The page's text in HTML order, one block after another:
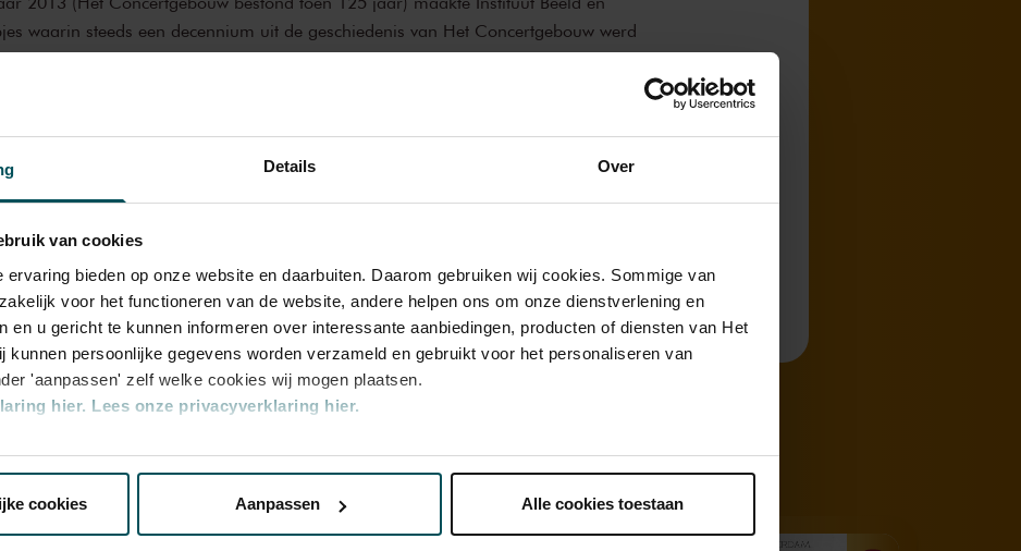
Details Over
van cookies
ervaring bieden op onze website en daarbuiten. Daarom gebruiken wij cookies. Sommige van
voor het functioneren van de website, andere helpen ons om onze dienstverlening en
en u gericht te kunnen informeren over interessante aanbiedingen, producten of diensten van Het
kunnen persoonlijke gegevens worden verzameld en gebruikt voor het personaliseren van
'aanpassen' zelf welke cookies wij mogen plaatsen.
hier. Lees onze privacyverklaring hier.
op onze website kunt u uw toestemming op elk moment wijzigen of intrekken.
32 derdendie uw gegevens kunnen ontvangen en verwerken.
cookies Aanpassen Alle cookies toestaan
waarin steeds een decennium uit de geschiedenis van Het Concertgebouw werd
filmpje gaat over de periode 1980-1989.
van
& Geschiedenis